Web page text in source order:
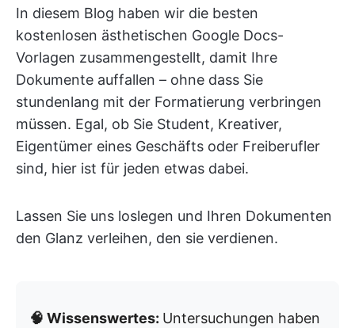
In diesem Blog haben wir die besten
kostenlosen ästhetischen Google Docs-
Vorlagen zusammengestellt, damit Ihre
Dokumente auffallen – ohne dass Sie
stundenlang mit der Formatierung verbringen
müssen. Egal, ob Sie Student, Kreativer,
Eigentümer eines Geschäfts oder Freiberufler
sind, hier ist für jeden etwas dabei.
Lassen Sie uns loslegen und Ihren Dokumenten
den Glanz verleihen, den sie verdienen.
🧠 Wissenswertes: Untersuchungen haben